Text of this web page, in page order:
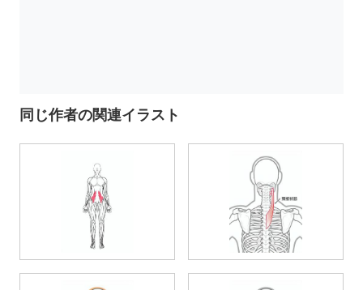
同じ作者の関連イラスト